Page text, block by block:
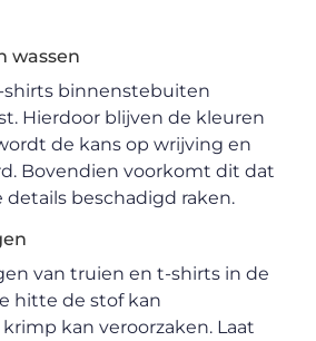
wassen
shirts binnenstebuiten
Hierdoor blijven de kleuren
de kans op wrijving en
Bovendien voorkomt dit dat
details beschadigd raken.
van truien en t-shirts in de
hitte de stof kan
kan veroorzaken. Laat